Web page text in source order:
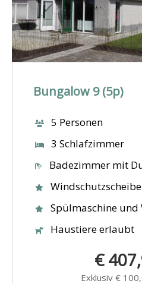
Bungalow 9 (5p)
5 Personen
3 Schlafzimmer
Badezimmer mit
Windschutzscheibe
Spülmaschine und
Haustiere erlaubt
€
Exklusiv €